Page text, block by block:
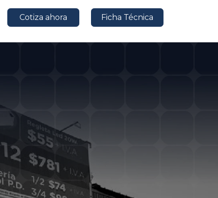
Cotiza ahora Ficha Técnica